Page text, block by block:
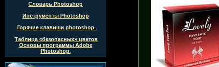
Словарь Photoshop
Инструменты Photoshop
Горячие клавиши photoshop.
Таблица «безопасных» цветов
Основы программы Adobe
Photoshop.